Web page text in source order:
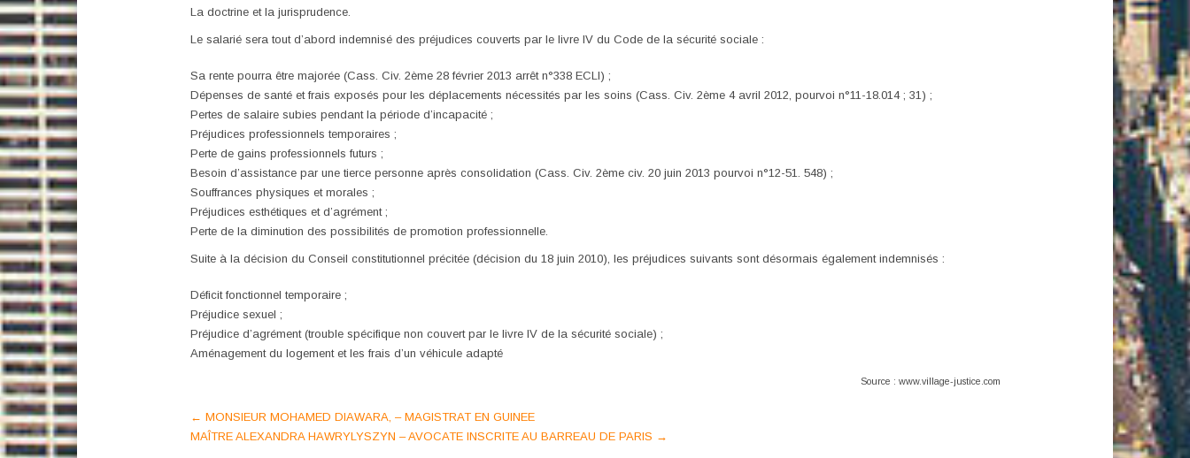
La doctrine et la jurisprudence.
Le salarié sera tout d’abord indemnisé des préjudices couverts par le livre IV du Code de la sécurité sociale :
Sa rente pourra être majorée (Cass. Civ. 2ème 28 février 2013 arrêt n°338 ECLI) ;
Dépenses de santé et frais exposés pour les déplacements nécessités par les soins (Cass. Civ. 2ème 4 avril 2012, pourvoi n°11-18.014 ; 31) ;
Pertes de salaire subies pendant la période d’incapacité ;
Préjudices professionnels temporaires ;
Perte de gains professionnels futurs ;
Besoin d’assistance par une tierce personne après consolidation (Cass. Civ. 2ème civ. 20 juin 2013 pourvoi n°12-51. 548) ;
Souffrances physiques et morales ;
Préjudices esthétiques et d’agrément ;
Perte de la diminution des possibilités de promotion professionnelle.
Suite à la décision du Conseil constitutionnel précitée (décision du 18 juin 2010), les préjudices suivants sont désormais également indemnisés :
Déficit fonctionnel temporaire ;
Préjudice sexuel ;
Préjudice d’agrément (trouble spécifique non couvert par le livre IV de la sécurité sociale) ;
Aménagement du logement et les frais d’un véhicule adapté
Source : www.village-justice.com
Post
navigation
← MONSIEUR MOHAMED DIAWARA, – MAGISTRAT EN GUINEE
MAÎTRE ALEXANDRA HAWRYLYSZYN – AVOCATE INSCRITE AU BARREAU DE PARIS →